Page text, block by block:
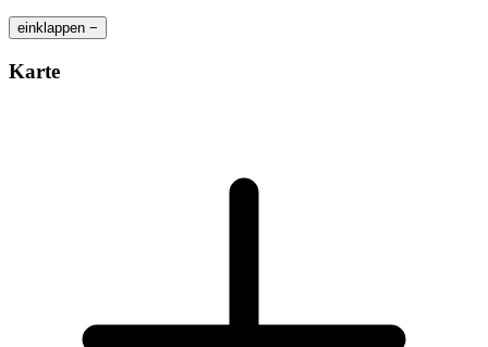
einklappen −
Karte